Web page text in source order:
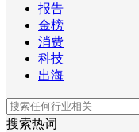
报告
金榜
消费
科技
出海
搜索热词